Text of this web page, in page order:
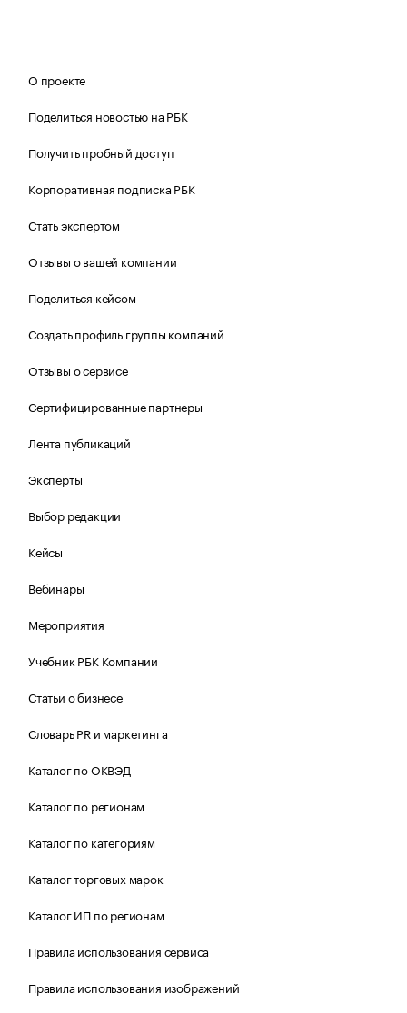
О проекте
Поделиться новостью на РБК
Получить пробный доступ
Корпоративная подписка РБК
Стать экспертом
Отзывы о вашей компании
Поделиться кейсом
Создать профиль группы компаний
Отзывы о сервисе
Сертифицированные партнеры
Лента публикаций
Эксперты
Выбор редакции
Кейсы
Вебинары
Мероприятия
Учебник РБК Компании
Статьи о бизнесе
Словарь PR и маркетинга
Каталог по ОКВЭД
Каталог по регионам
Каталог по категориям
Каталог торговых марок
Каталог ИП по регионам
Правила использования сервиса
Правила использования изображений